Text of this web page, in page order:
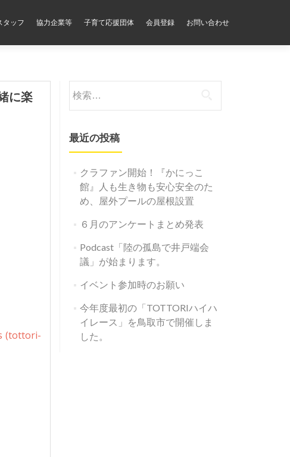
タッフ 協力企業等 子育て応援団体 会員登録 お問い合わせ
に楽
(tottori-
索:
最近の投稿
クラファン開始！『かにっこ
館』人も生き物も安心安全のた
め、屋外プールの屋根設置
６月のアンケートまとめ発表
Podcast「陸の孤島で井戸端会
議」が始まります。
イベント参加時のお願い
今年度最初の「TOTTORIハイハ
イレース」を鳥取市で開催しま
した。